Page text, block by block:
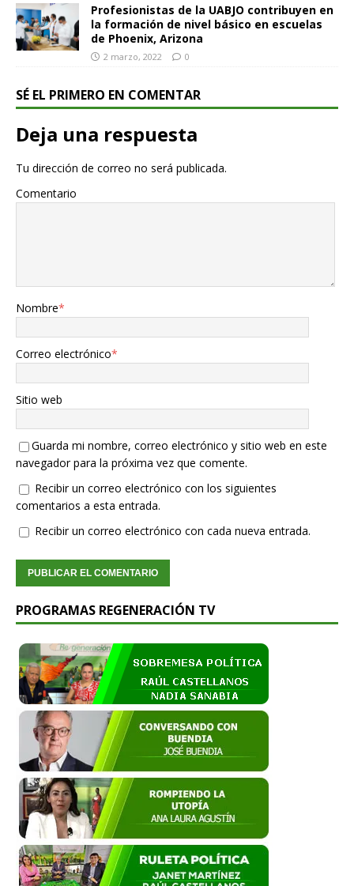
Profesionistas de la UABJO contribuyen en
la formación de nivel básico en escuelas
de Phoenix, Arizona
2 marzo, 2022 0
SÉ EL PRIMERO EN COMENTAR
Deja una respuesta
Tu dirección de correo no será publicada.
Comentario
Nombre*
Correo electrónico*
Sitio web
Guarda mi nombre, correo electrónico y sitio web en este
navegador para la próxima vez que comente.
Recibir un correo electrónico con los siguientes
comentarios a esta entrada.
Recibir un correo electrónico con cada nueva entrada.
PROGRAMAS REGENERACIÓN TV